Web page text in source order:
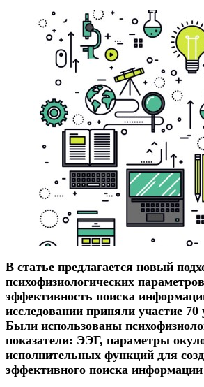
В статье предлагается новый
психофизиологических
эффективность поиска
исследовании приняли участие 70
Были использованы
показатели: ЭЭГ, параметры
исполнительных функций для
эффективного поиска информации